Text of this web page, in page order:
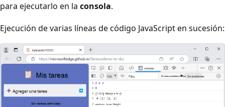
para ejecutarlo en la consola.
Ejecución de varias líneas de código JavaScript en sucesión: